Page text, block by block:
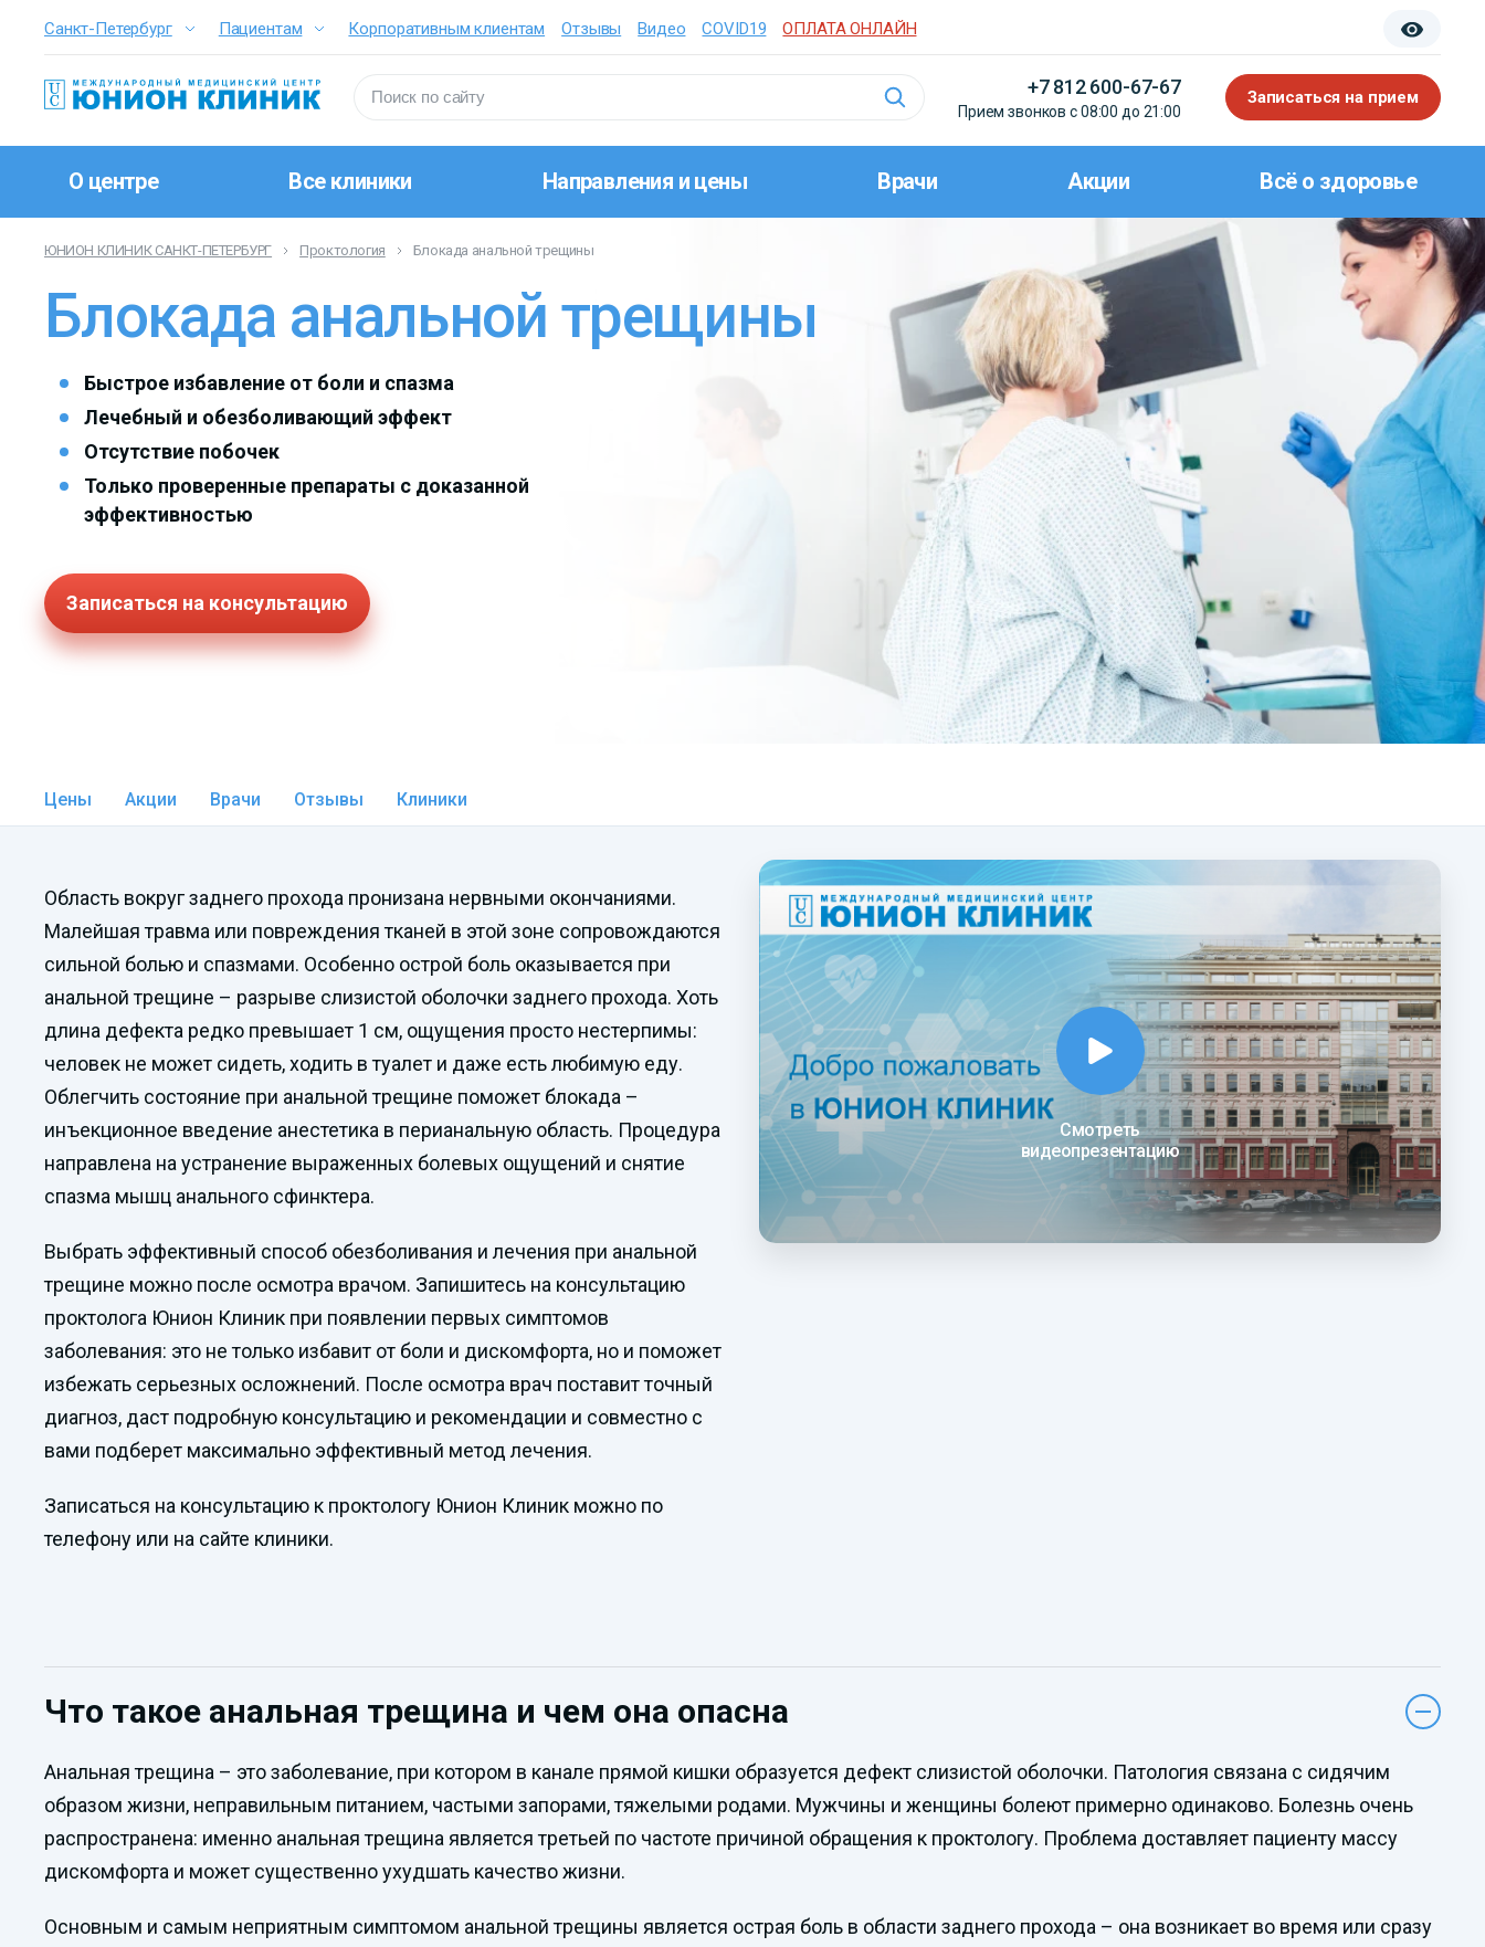
Санкт-Петербург Пациентам Корпоративным клиентам Отзывы Видео COVID19 ОПЛАТА ОНЛАЙН
+7 812 600-67-67
Прием звонков с 08:00 до 21:00
Записаться на прием
О центре Все клиники Направления и цены Врачи Акции Всё о здоровье
ЮНИОН КЛИНИК САНКТ-ПЕТЕРБУРГ Проктология Блокада анальной трещины
Блокада анальной трещины
Быстрое избавление от боли и спазма
Лечебный и обезболивающий эффект
Отсутствие побочек
Только проверенные препараты с доказанной
эффективностью
Записаться на консультацию
Цены Акции Врачи Отзывы Клиники
Смотреть
видеопрезентацию
Область вокруг заднего прохода пронизана нервными окончаниями.
Малейшая травма или повреждения тканей в этой зоне сопровождаются
сильной болью и спазмами. Особенно острой боль оказывается при
анальной трещине – разрыве слизистой оболочки заднего прохода. Хоть
длина дефекта редко превышает 1 см, ощущения просто нестерпимы:
человек не может сидеть, ходить в туалет и даже есть любимую еду.
Облегчить состояние при анальной трещине поможет блокада –
инъекционное введение анестетика в перианальную область. Процедура
направлена на устранение выраженных болевых ощущений и снятие
спазма мышц анального сфинктера.
Выбрать эффективный способ обезболивания и лечения при анальной
трещине можно после осмотра врачом. Запишитесь на консультацию
проктолога Юнион Клиник при появлении первых симптомов
заболевания: это не только избавит от боли и дискомфорта, но и поможет
избежать серьезных осложнений. После осмотра врач поставит точный
диагноз, даст подробную консультацию и рекомендации и совместно с
вами подберет максимально эффективный метод лечения.
Записаться на консультацию к проктологу Юнион Клиник можно по
телефону или на сайте клиники.
Что такое анальная трещина и чем она опасна
Анальная трещина – это заболевание, при котором в канале прямой кишки образуется дефект слизистой оболочки. Патология связана с сидячим
образом жизни, неправильным питанием, частыми запорами, тяжелыми родами. Мужчины и женщины болеют примерно одинаково. Болезнь очень
распространена: именно анальная трещина является третьей по частоте причиной обращения к проктологу. Проблема доставляет пациенту массу
дискомфорта и может существенно ухудшать качество жизни.
Основным и самым неприятным симптомом анальной трещины является острая боль в области заднего прохода – она возникает во время или сразу